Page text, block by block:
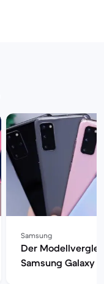
Samsung
Der
Samsung Galaxy